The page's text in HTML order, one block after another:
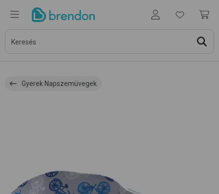
Gyerek Napszemüvegek